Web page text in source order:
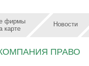
фирмы
карте
Новости
ПРАВО